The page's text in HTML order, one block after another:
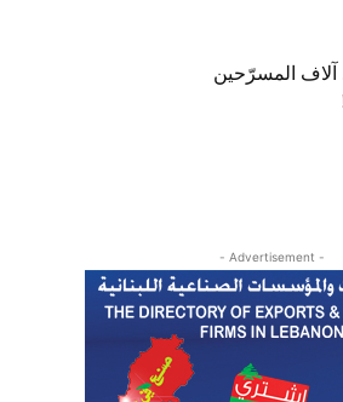
آلاف المسرّحين
- Advertisement -